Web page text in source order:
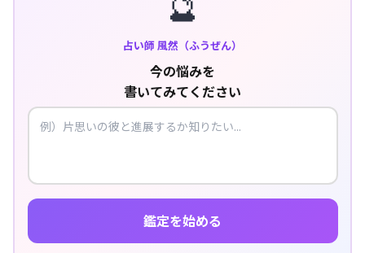
占い師 風然（ふうぜん）
今の悩みを
書いてみてください
鑑定を始める